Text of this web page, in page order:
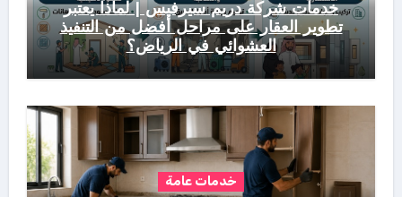
خدمات شركة دريم سيرفيس | لماذا يعتبر
تطوير العقار على مراحل أفضل من التنفيذ
العشوائي في الرياض؟
خدمات عامة